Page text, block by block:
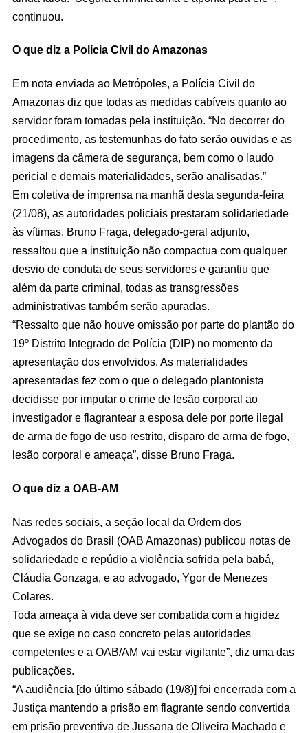
continuou.
O que diz a Polícia Civil do Amazonas
Em nota enviada ao Metrópoles, a Polícia Civil do
Amazonas diz que todas as medidas cabíveis quanto ao
servidor foram tomadas pela instituição. “No decorrer do
procedimento, as testemunhas do fato serão ouvidas e as
imagens da câmera de segurança, bem como o laudo
pericial e demais materialidades, serão analisadas.”
Em coletiva de imprensa na manhã desta segunda-feira
(21/08), as autoridades policiais prestaram solidariedade
às vítimas. Bruno Fraga, delegado-geral adjunto,
ressaltou que a instituição não compactua com qualquer
desvio de conduta de seus servidores e garantiu que
além da parte criminal, todas as transgressões
administrativas também serão apuradas.
“Ressalto que não houve omissão por parte do plantão do
19º Distrito Integrado de Polícia (DIP) no momento da
apresentação dos envolvidos. As materialidades
apresentadas fez com o que o delegado plantonista
decidisse por imputar o crime de lesão corporal ao
investigador e flagrantear a esposa dele por porte ilegal
de arma de fogo de uso restrito, disparo de arma de fogo,
lesão corporal e ameaça”, disse Bruno Fraga.
O que diz a OAB-AM
Nas redes sociais, a seção local da Ordem dos
Advogados do Brasil (OAB Amazonas) publicou notas de
solidariedade e repúdio a violência sofrida pela babá,
Cláudia Gonzaga, e ao advogado, Ygor de Menezes
Colares.
Toda ameaça à vida deve ser combatida com a higidez
que se exige no caso concreto pelas autoridades
competentes e a OAB/AM vai estar vigilante”, diz uma das
publicações.
“A audiência [do último sábado (19/8)] foi encerrada com a
Justiça mantendo a prisão em flagrante sendo convertida
em prisão preventiva de Jussana de Oliveira Machado e